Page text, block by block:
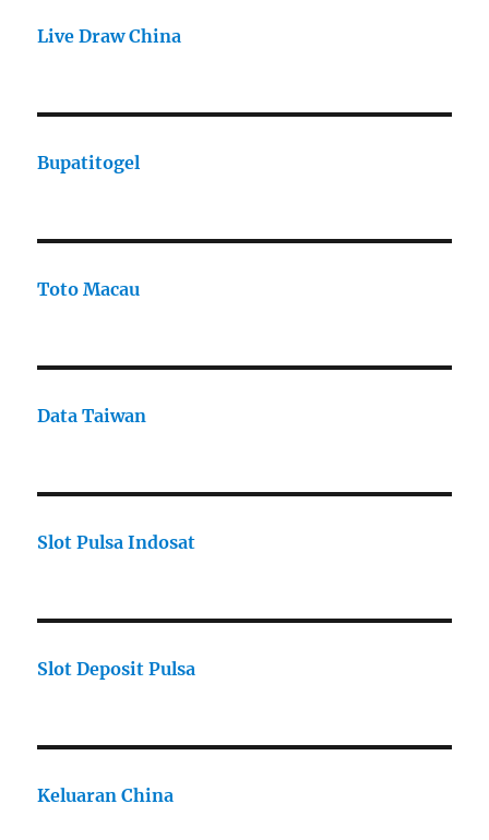
Live Draw China
Bupatitogel
Toto Macau
Data Taiwan
Slot Pulsa Indosat
Slot Deposit Pulsa
Keluaran China